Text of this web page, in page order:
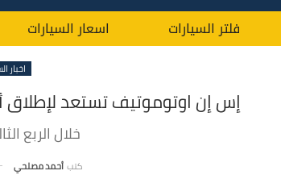
فلتر السيارات اسعار السيارات
اخبار
إس إن اوتوموتيف تستعد لإطلاق
خلال الربع
كتب أحمد مصلحي